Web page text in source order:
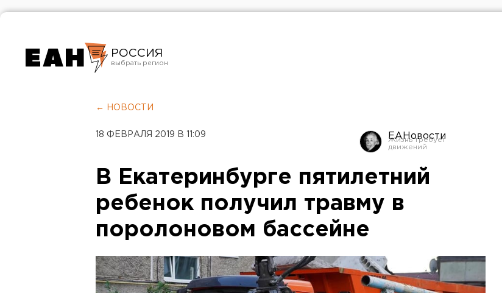
РОССИЯ
Челябинск
← НОВОСТИ
18 ФЕВРАЛЯ 2019 В 11:09 ЕАНовости
В Екатеринбурге пятилетний
ребенок получил травму в
поролоновом бассейне